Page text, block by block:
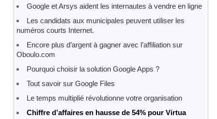
Google et Arsys aident les internautes à vendre en ligne
Les candidats aux municipales peuvent utiliser les
numéros courts Internet.
Encore plus d’argent à gagner avec l’affiliation sur
Oboulo.com
Pourquoi choisir la solution Google Apps ?
Tout savoir sur Google Files
Le temps multiplié révolutionne votre organisation
Chiffre d’affaires en hausse de 54% pour Virtua